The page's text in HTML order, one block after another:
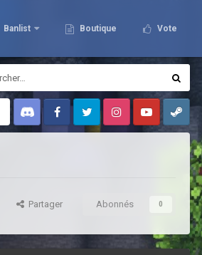
Banlist Boutique Vote
Discord FacebookTwitter InstagramYoutubeSteam
Partager Abonnés 0